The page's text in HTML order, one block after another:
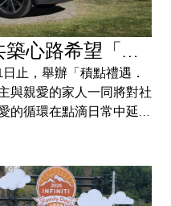
心路希望「積
止，舉辦「積點禮遇．
與親愛的家人一同將對社
的循環在點滴日常中延